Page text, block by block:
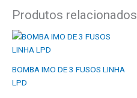
Produtos relacionados
BOMBA IMO DE 3 FUSOS LINHA
LPD